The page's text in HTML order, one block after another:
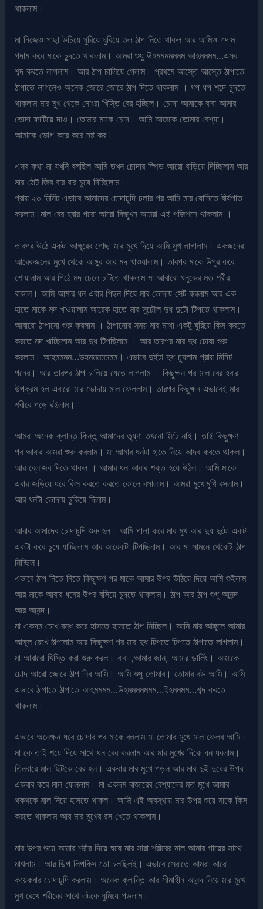
থাকলাম।
মা নিজেও পাছা উচিয়ে ঘুরিয়ে ঘুরিয়ে তল ঠাপ নিতে থাকল আর আমিও গদাম
গদাম করে মাকে চুদতে থাকলাম। আমরা শুধু উহমমমমমমম আহমমমম…এসব
শব্দ করতে লাগলাম। আর ঠাপ চালিয়ে গেলাম। প্রথমে আস্তে আস্তে ঠাপাতে
ঠাপাতে লাগলেও অনেক জোরে জোরে ঠাপ দিতে থাকলাম । ধপ ধপ শব্দে চুদতে
থাকলাম মার মুখ থেকে নোংরা খিস্তি বের হচ্ছিল। চোদা আমাকে বাবা আমার
ভোদা ফাটিয়ে দাও। তোমার মাকে চোদ। আমি আজকে তোমার বেশ্যা।
আমাকে ভোগ করে করে নষ্ট কর।
এসব কথা মা যখনি বলছিল আমি তখন চোদার স্পিড আরো বাড়িয়ে দিচ্ছিলাম আর
মার ঠোট জিব বার বার চুষে দিচ্ছিলাম।
প্রায় ২০ মিনিট এভাবে আমাদের চোদাচুদি চলার পর আমি মার যোনিতে বীর্যপাত
করলাম।মাল বের হবার পরো আরো কিছুখন আমরা এই পজিশনে থাকলাম ।
তারপর উঠে একটা আঙ্গুরের গোছা মার মুখে দিয়ে আমি মুখ লাগালাম। একজনের
আরেকজনের মুখে থেকে আঙ্গুর আর মদ খাওয়ালাম। তারপর মাকে উপুর করে
শোয়ালাম আর পিঠে মদ ঢেলে চাটতে থাকলাম মা আবারো ধনুকের মত শরীর
বাকাল। আমি আমার ধন এবার পিছন দিয়ে মার ভোদায় সেট করলাম আর এক
হাতে মাকে মদ খাওয়ালাম আরেক হাতে মার সুঢৌল দুধ দুটো টিপতে থাকলাম।
আবারো ঠাপানো শুরু করলাম । ঠাপানোর সময় মার মাথা একটু ঘুরিয়ে কিস করতে
করতে মদ খাচ্ছিলাম আর দুধ টিপছিলাম । আর তারপর মার দুধ চোষা শুরু
করলাম। আহমমমম…উহমমমমমমম। এভাবে দুইটা দুধ চুষলাম প্রায় মিনিট
পনের। আর তারপর ঠাপ চালিয়ে যেতে লাগলাম । কিছুক্ষন পর মাল বের হবার
উপক্রম হল এবারো মার ভোদায় মাল ফেললাম। তারপর কিছুক্ষন এভাবেই মার
শরীরে পড়ে রইলাম।
আমরা অনেক ক্লান্ত কিন্তু আমাদের তৃষ্ণা তখনো মিটে নাই। তাই কিছুক্ষণ
পর আবার আমরা শুরু করলাম। মা আমার ধনটা হাতে নিয়ে আদর করতে থাকল।
আর ব্লোজব দিতে থাকল । আমার ধন আবার শক্ত হয়ে উঠল। আমি মাকে
এবার জড়িয়ে ধরে কিস করতে করতে কোলে বসালাম। আমরা মুখোমুখি বসলাম।
আর ধনটা ভোদায় ঢুকিয়ে দিলাম।
আবার আমাদের চোদাচুদি শুরু হল। আমি পালা করে মার মুখ আর দুধ দুটো একটা
একটা করে চুষে যাচ্ছিলাম আর আরেকটা টিপছিলাম। আর মা সামনে থেকেই ঠাপ
নিচ্ছিল।
এভাবে ঠাপ নিতে নিতে কিছুক্ষণ পর মাকে আমার উপর উঠিয়ে দিয়ে আমি শুইলাম
আর মাকে আবার ধনের উপর বসিয়ে চুদতে থাকলাম। ঠাপ আর ঠাপ শুধু আনন্দ
আর আনন্দ।
মা একদম চোখ বন্ধ করে হাসতে হাসতে ঠাপ নিচ্ছিল। আমি মার আঙ্গুলে আমার
আঙ্গুল রেখে ঠাপালাম আর কিছুক্ষণ পর মার দুধ টিপতে টিপতে ঠাপাতে লাগলাম।
মা আবারো খিস্তি করা শুরু করল। বাবা ,আমার জান, আমার ডার্লিং। আমাকে
চোদ আরো জোরে ঠাপ নিব আমি। আমি শুধু তোমার। তোমার বউ আমি। আমি
এভাবে ঠাপাতে ঠাপাতে আহমমমম…উহমমমমমমম…ইহমমমম…শব্দ করতে
থাকলাম।
এভাবে অনেক্ষন ধরে চোদার পর মাকে বললাম মা তোমার মুখে মাল ফেলব আমি।
মা কে তাই শয়ে দিয়ে সাথে ধন বের করলাম আর মার মুখের দিকে ধন ধরলাম।
তিনবারে মাল ছিটকে বের হল। একবার মার মুখে পড়ল আর মার দুই দুধের উপর
একবার করে মাল ফেললাম। মা একদম বাজারের বেশ্যাদের মত মুখে আমার
থকথকে মাল নিয়ে হাসতে থাকল। আমি এই অবস্থায় মার উপর শুয়ে মাকে কিস
করতে থাকলাম আর মার মুখের রস খেতে থাকলাম।
মার উপর শুয়ে আমার শরীর দিয়ে ঘষে মার সারা শরীরের মাল আমার গায়ের সাথে
মাখলাম। আর ডিপ লিপকিস তো চলছিলই। এভাবে সেরাতে আমরা আরো
কয়েকবার চোদাচুদি করলাম। অনেক ক্লান্তি আর সীমাহীন আনন্দ নিয়ে মার মুখে
মুখ রেখে শরীরের সাথে লটকে ঘুমিয়ে পড়লাম।